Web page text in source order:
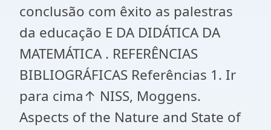
conclusão com êxito as palestras
da educação E DA DIDÁTICA DA
MATEMÁTICA . REFERÊNCIAS
BIBLIOGRÁFICAS Referências 1. Ir
para cima↑ NISS, Moggens.
Aspects of the Nature and State of